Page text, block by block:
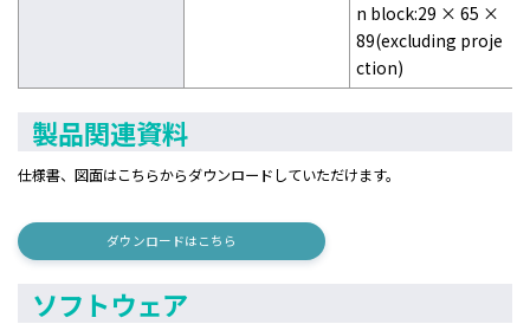
n block:29 × 65 ×
89(excluding proje
ction)
製品関連資料
仕様書、図面はこちらからダウンロードしていただけます。
ダウンロードはこちら
ソフトウェア